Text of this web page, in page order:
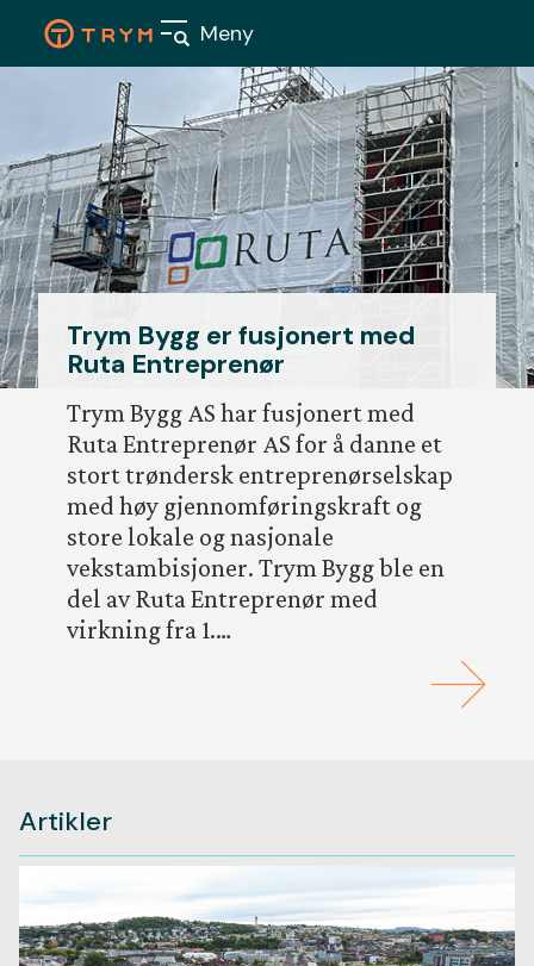
content
Meny
Våre
Aktuelt
Trym Bygg er fusjonert med
Ruta Entreprenør
Trym Bygg AS har fusjonert med
Ruta Entreprenør AS for å danne et
stort trøndersk entreprenørselskap
med høy gjennomføringskraft og
store lokale og nasjonale
vekstambisjoner. Trym Bygg ble en
del av Ruta Entreprenør med
virkning fra 1.…
Artikler